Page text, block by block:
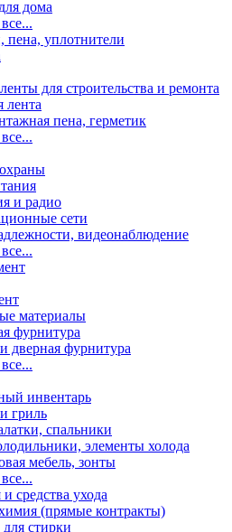
дома
пена, уплотнители
для строительства и ремонта
лента
пена, герметик
и радио
сети
видеонаблюдение
материалы
фурнитура
дверная фурнитура
инвентарь
гриль
спальники
элементы холода
мебель, зонты
средства ухода
(прямые контракты)
стирки